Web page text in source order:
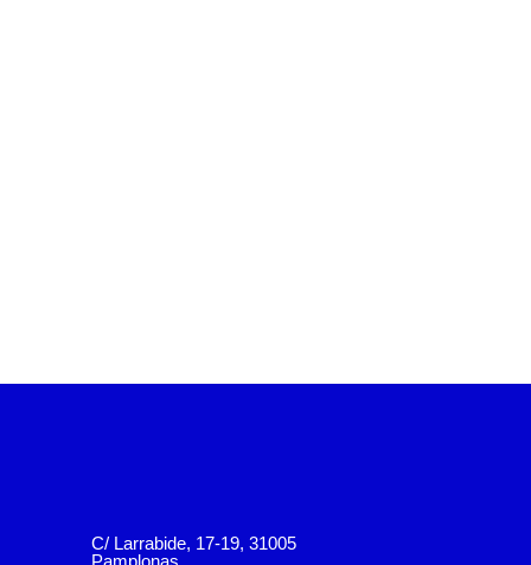
C/ Larrabide, 17-19, 31005
Pamplonas